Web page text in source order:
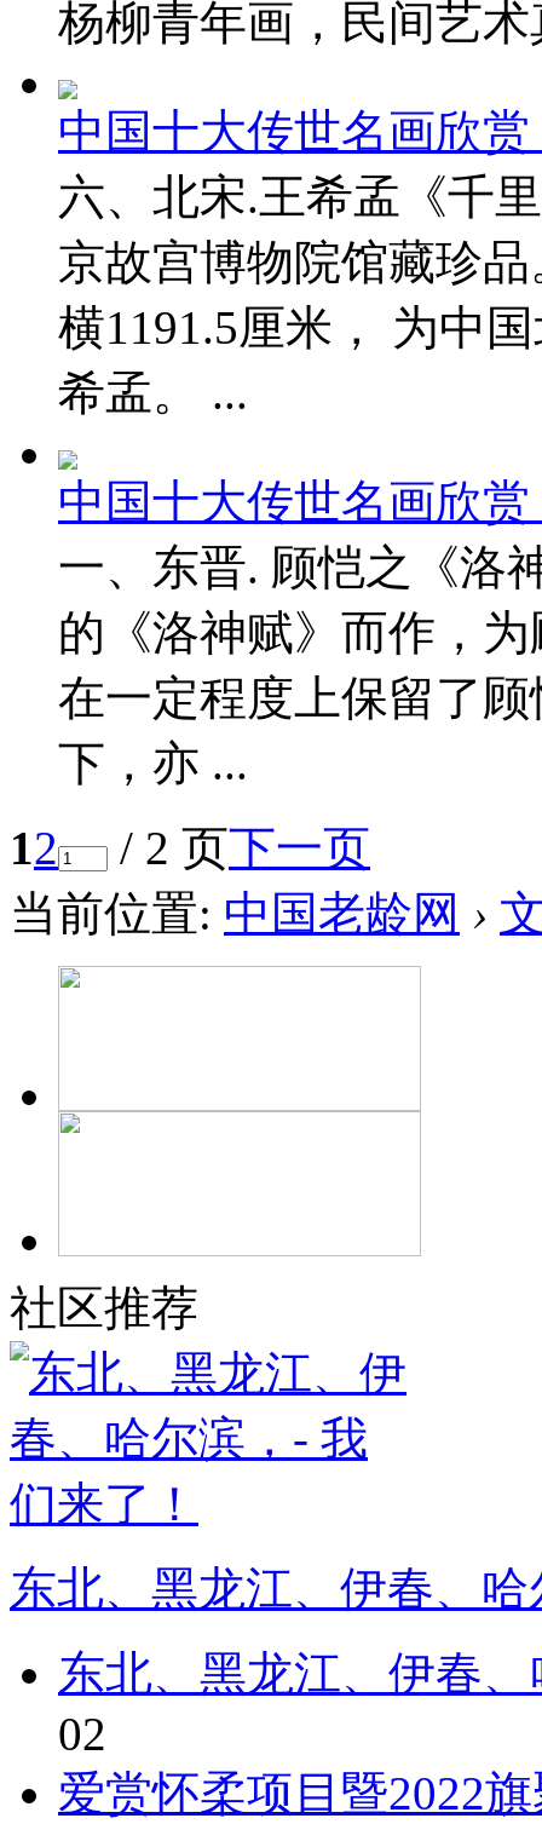
杨柳青年画，民间艺
中国十大传世名画欣
六、北宋.王希孟《千
京故宫博物院馆藏珍
横1191.5厘米， 为中
希孟。 ...
中国十大传世名画欣
一、东晋. 顾恺之《洛
的《洛神赋》而作，
在一定程度上保留了
下，亦 ...
12 / 2 页下一页
当前位置: 中国老龄网 ›
社区推荐
东北、黑龙江、伊春、
东北、黑龙江、伊春
02
爱赏怀柔项目暨2022